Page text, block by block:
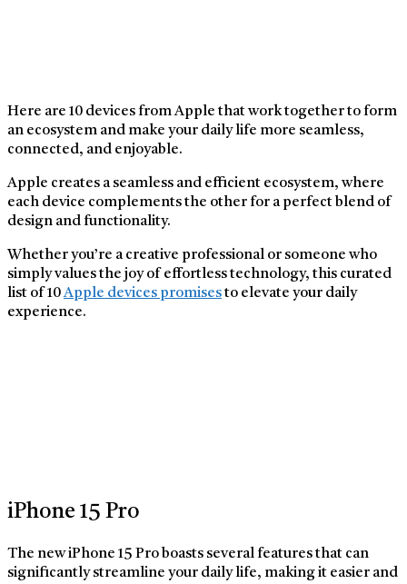
Here are 10 devices from Apple that work together to form
an ecosystem and make your daily life more seamless,
connected, and enjoyable.
Apple creates a seamless and efficient ecosystem, where
each device complements the other for a perfect blend of
design and functionality.
Whether you’re a creative professional or someone who
simply values the joy of effortless technology, this curated
list of 10Apple devices promisesto elevate your daily
experience.
iPhone 15 Pro
The new iPhone 15 Pro boasts several features that can
significantly streamline your daily life, making it easier and